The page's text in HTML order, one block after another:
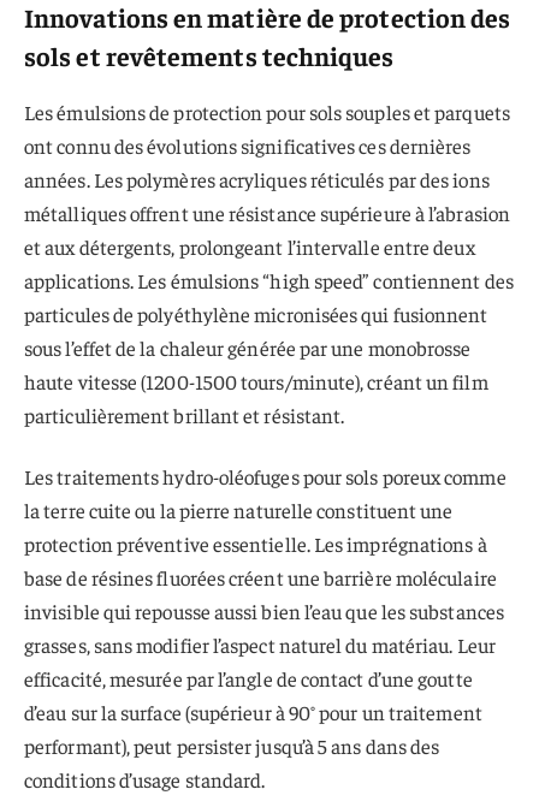
Innovations en matière de protection des
sols et revêtements techniques
Les émulsions de protection pour sols souples et parquets
ont connu des évolutions significatives ces dernières
années. Les polymères acryliques réticulés par des ions
métalliques offrent une résistance supérieure à l’abrasion
et aux détergents, prolongeant l’intervalle entre deux
applications. Les émulsions “high speed” contiennent des
particules de polyéthylène micronisées qui fusionnent
sous l’effet de la chaleur générée par une monobrosse
haute vitesse (1200-1500 tours/minute), créant un film
particulièrement brillant et résistant.
Les traitements hydro-oléofuges pour sols poreux comme
la terre cuite ou la pierre naturelle constituent une
protection préventive essentielle. Les imprégnations à
base de résines fluorées créent une barrière moléculaire
invisible qui repousse aussi bien l’eau que les substances
grasses, sans modifier l’aspect naturel du matériau. Leur
efficacité, mesurée par l’angle de contact d’une goutte
d’eau sur la surface (supérieur à 90° pour un traitement
performant), peut persister jusqu’à 5 ans dans des
conditions d’usage standard.